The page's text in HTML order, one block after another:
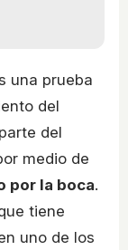
una prueba
del
del
medio de
por la boca.
tiene
uno de los